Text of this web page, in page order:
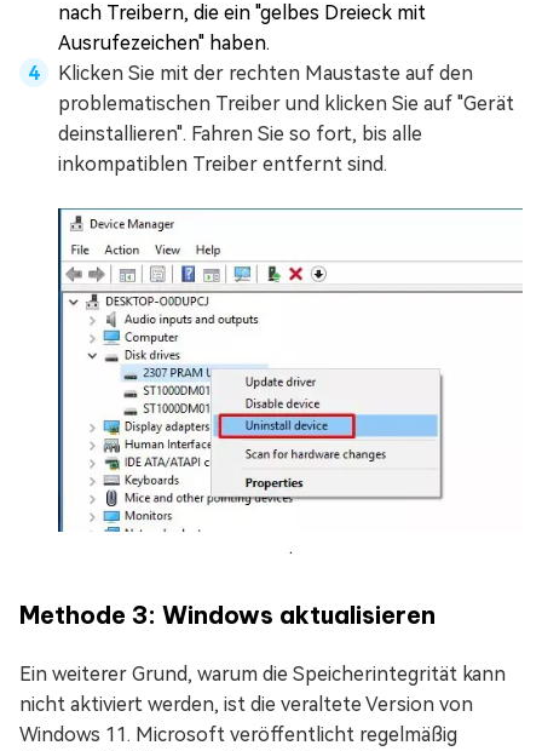
nach Treibern, die ein "gelbes Dreieck mit
Ausrufezeichen" haben.
Klicken Sie mit der rechten Maustaste auf den
problematischen Treiber und klicken Sie auf "Gerät
deinstallieren". Fahren Sie so fort, bis alle
inkompatiblen Treiber entfernt sind.
.
Methode 3: Windows aktualisieren
Ein weiterer Grund, warum die Speicherintegrität kann
nicht aktiviert werden, ist die veraltete Version von
Windows 11. Microsoft veröffentlicht regelmäßig